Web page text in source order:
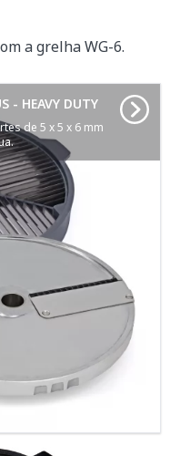
a grelha WG-6.
- HEAVY DUTY
de 5 x 5 x 6 mm